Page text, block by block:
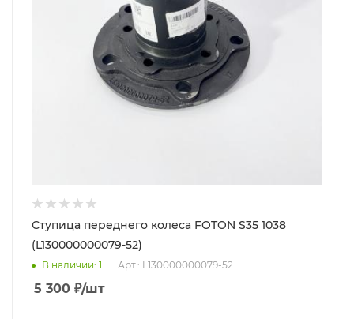
Ступица переднего колеса FOTON S35 1038
(L130000000079-52)
В наличии: 1 Арт.: L130000000079-52
5 300 ₽/шт